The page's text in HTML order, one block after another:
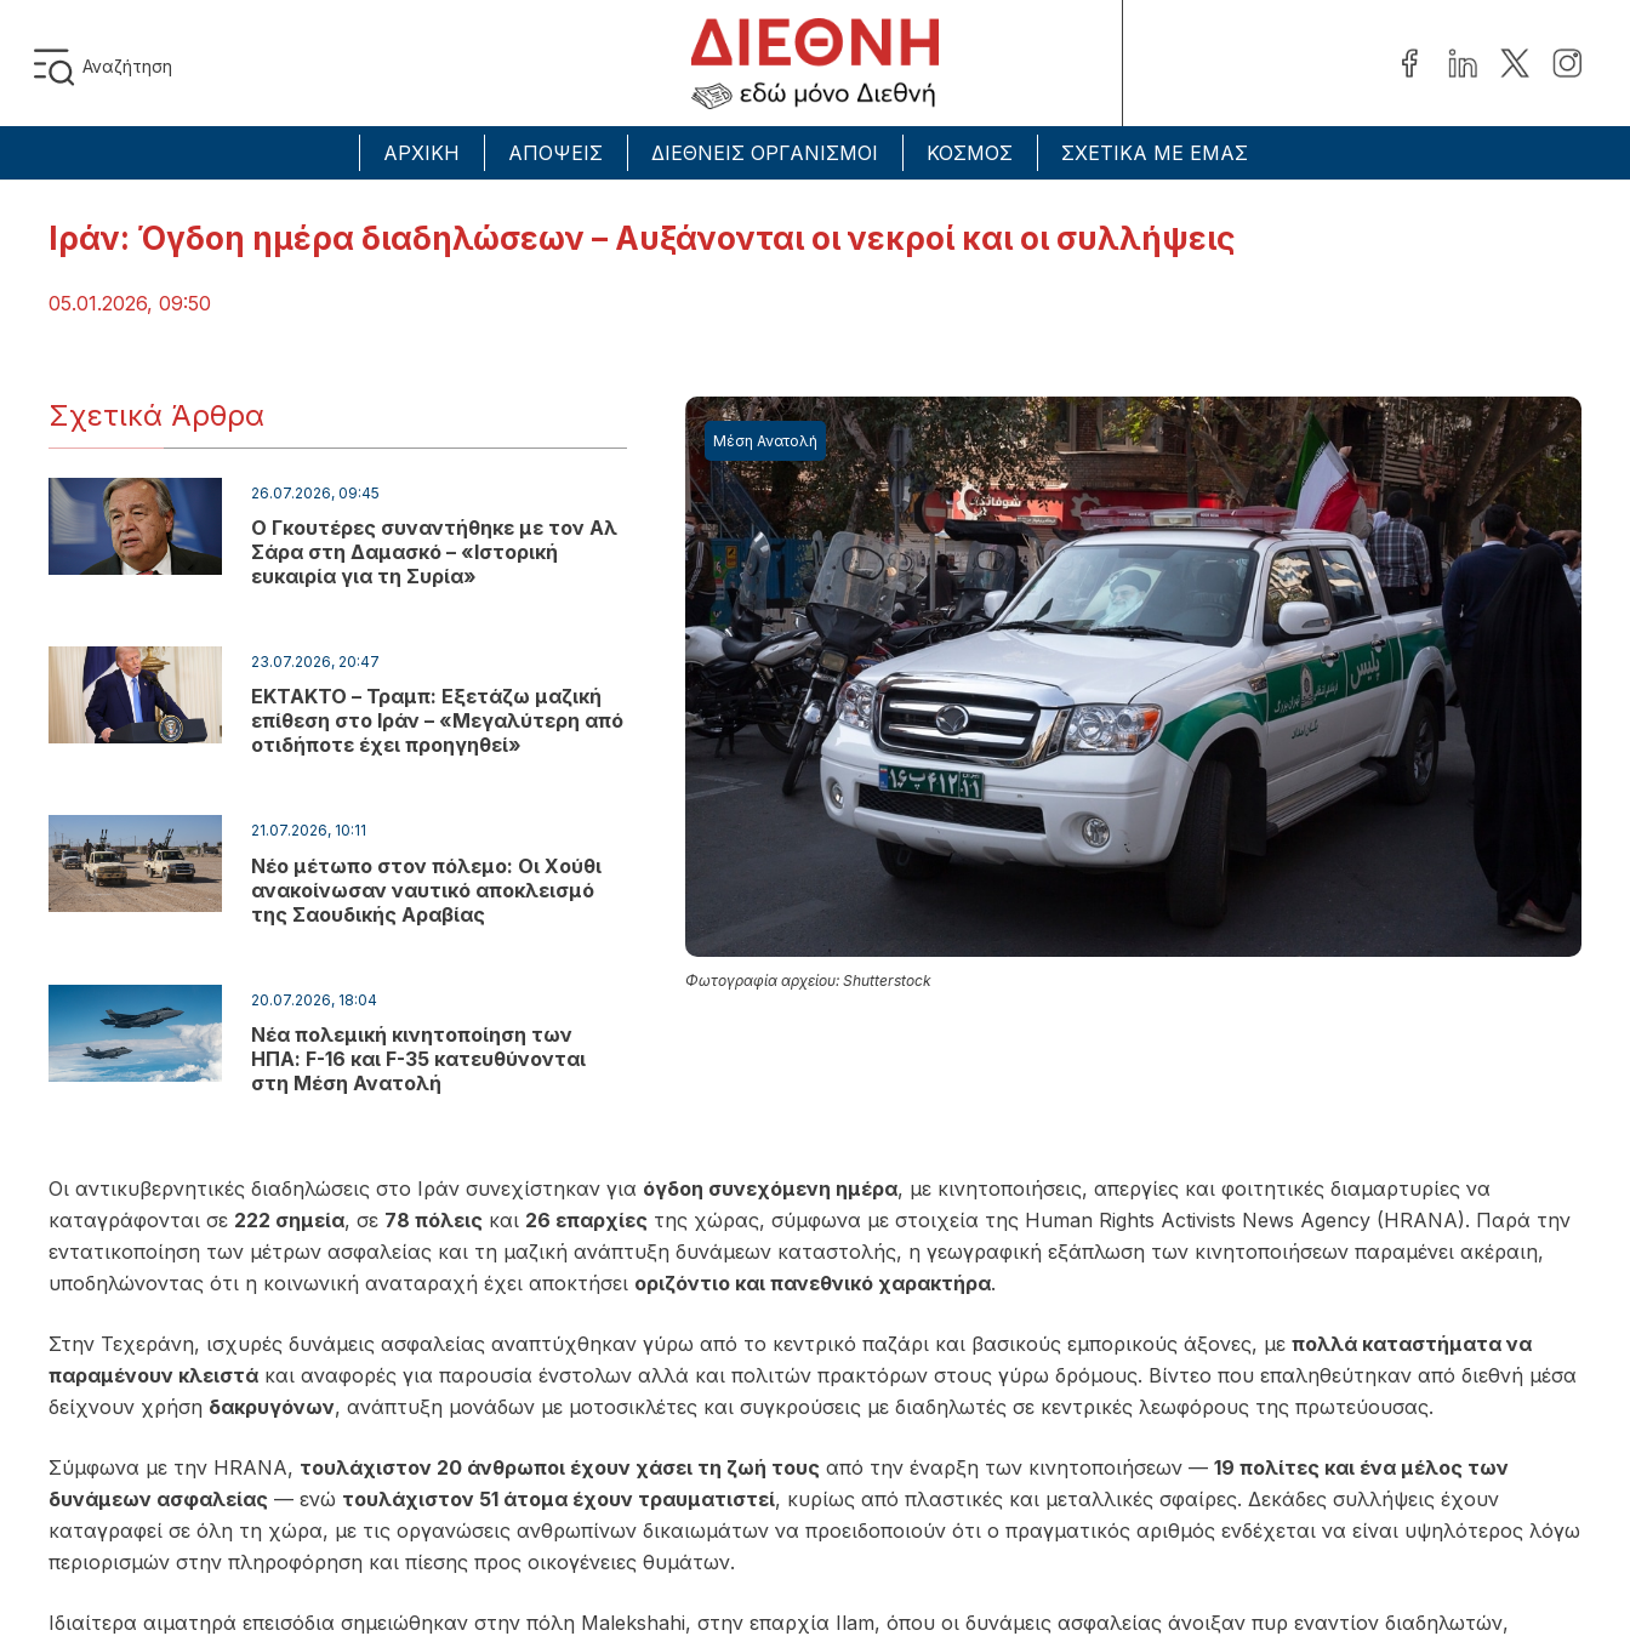
ΑΡΧΙΚΗ ΑΠΟΨΕΙΣ ΔΙΕΘΝΕΙΣ ΟΡΓΑΝΙΣΜΟΙ ΚΟΣΜΟΣ ΣΧΕΤΙΚΑ ΜΕ ΕΜΑΣ
Ιράν: Όγδοη ημέρα διαδηλώσεων – Αυξάνονται οι νεκροί και οι συλλήψεις
05.01.2026, 09:50
Σχετικά Άρθρα
26.07.2026, 09:45
Ο Γκουτέρες συναντήθηκε με τον Αλ
Σάρα στη Δαμασκό – «Ιστορική
ευκαιρία για τη Συρία»
23.07.2026, 20:47
EKTAKTO – Τραμπ: Εξετάζω μαζική
επίθεση στο Ιράν – «Μεγαλύτερη από
οτιδήποτε έχει προηγηθεί»
21.07.2026, 10:11
Νέο μέτωπο στον πόλεμο: Οι Χούθι
ανακοίνωσαν ναυτικό αποκλεισμό
της Σαουδικής Αραβίας
20.07.2026, 18:04
Νέα πολεμική κινητοποίηση των
ΗΠΑ: F-16 και F-35 κατευθύνονται
στη Μέση Ανατολή
Φωτογραφία αρχείου: Shutterstock
Μέση Ανατολή
Οι αντικυβερνητικές διαδηλώσεις στο Ιράν συνεχίστηκαν για όγδοη συνεχόμενη ημέρα, με κινητοποιήσεις, απεργίες και φοιτητικές διαμαρτυρίες να
καταγράφονται σε 222 σημεία, σε 78 πόλεις και 26 επαρχίες της χώρας, σύμφωνα με στοιχεία της Human Rights Activists News Agency (HRANA). Παρά την
εντατικοποίηση των μέτρων ασφαλείας και τη μαζική ανάπτυξη δυνάμεων καταστολής, η γεωγραφική εξάπλωση των κινητοποιήσεων παραμένει ακέραιη,
υποδηλώνοντας ότι η κοινωνική αναταραχή έχει αποκτήσει οριζόντιο και πανεθνικό χαρακτήρα.
Στην Τεχεράνη, ισχυρές δυνάμεις ασφαλείας αναπτύχθηκαν γύρω από το κεντρικό παζάρι και βασικούς εμπορικούς άξονες, με πολλά καταστήματα να
παραμένουν κλειστά και αναφορές για παρουσία ένστολων αλλά και πολιτών πρακτόρων στους γύρω δρόμους. Βίντεο που επαληθεύτηκαν από διεθνή μέσα
δείχνουν χρήση δακρυγόνων, ανάπτυξη μονάδων με μοτοσικλέτες και συγκρούσεις με διαδηλωτές σε κεντρικές λεωφόρους της πρωτεύουσας.
Σύμφωνα με την HRANA, τουλάχιστον 20 άνθρωποι έχουν χάσει τη ζωή τους από την έναρξη των κινητοποιήσεων — 19 πολίτες και ένα μέλος των
δυνάμεων ασφαλείας — ενώ τουλάχιστον 51 άτομα έχουν τραυματιστεί, κυρίως από πλαστικές και μεταλλικές σφαίρες. Δεκάδες συλλήψεις έχουν
καταγραφεί σε όλη τη χώρα, με τις οργανώσεις ανθρωπίνων δικαιωμάτων να προειδοποιούν ότι ο πραγματικός αριθμός ενδέχεται να είναι υψηλότερος λόγω
περιορισμών στην πληροφόρηση και πίεσης προς οικογένειες θυμάτων.
Ιδιαίτερα αιματηρά επεισόδια σημειώθηκαν στην πόλη Malekshahi, στην επαρχία Ilam, όπου οι δυνάμεις ασφαλείας άνοιξαν πυρ εναντίον διαδηλωτών,